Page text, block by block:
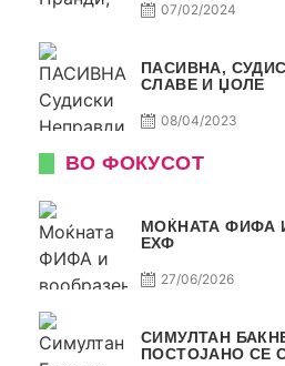
07/02/2024
ПАСИВНА,
СЛАВЕ И ЏОЛЕ
08/04/2023
ВО ФОКУСОТ
МОЌНАТА ФИФА
ЕХФ
27/06/2026
СИМУЛТАН
ПОСТОЈАНО СЕ